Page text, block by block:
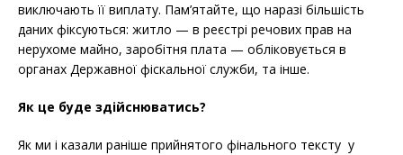
виключають її виплату. Пам’ятайте, що наразі більшість
даних фіксуються: житло — в реєстрі речових прав на
нерухоме майно, заробітня плата — обліковується в
органах Державної фіскальної служби, та інше.
Як це буде здійснюватись?
Як ми і казали раніше прийнятого фінального тексту у